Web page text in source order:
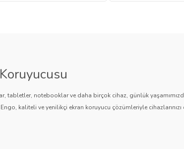
tabletler, notebooklar ve daha birçok cihaz, günlük
kaliteli ve yenilikçi ekran koruyucu çözümleriyle